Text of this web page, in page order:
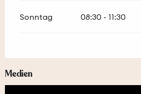
Sonntag 08:30 - 11:30
Medien